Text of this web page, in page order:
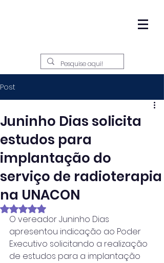
Post
Juninho Dias solicita
estudos para
implantação do
serviço de radioterapia
na UNACON
Avaliado com NaN de 5 estrelas.
O vereador Juninho Dias
apresentou indicação ao Poder
Executivo solicitando a realização
de estudos para a implantação